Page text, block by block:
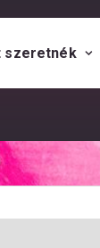
szeretnék